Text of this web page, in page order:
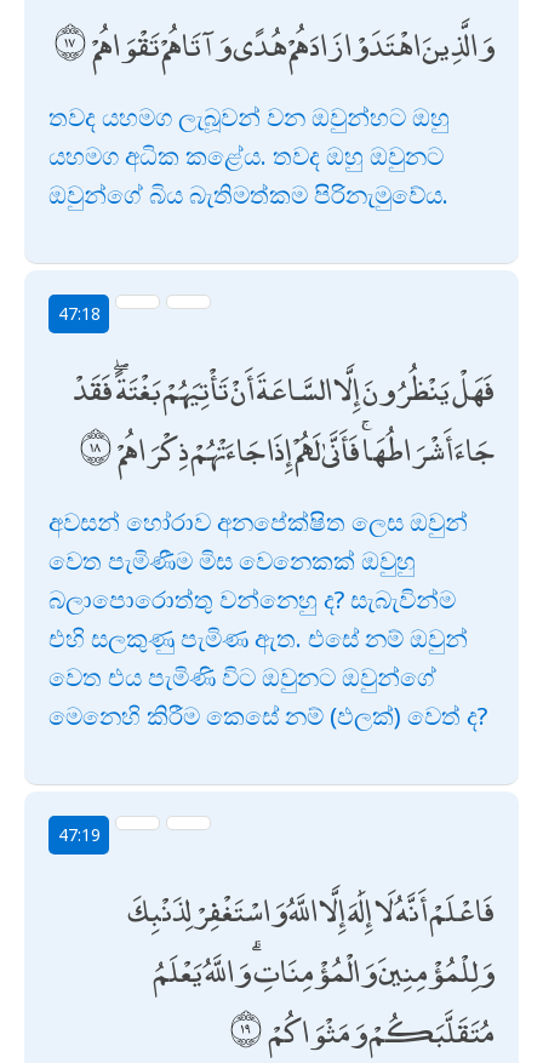
وَالَّذِينَ اهْتَدَوْا زَادَهُمْ هُدًى وَآتَاهُمْ تَقْوَاهُمْ
තවද යහමග ලැබූවන් වන ඔවුන්හට ඔහු
යහමග අධික කළේය. තවද ඔහු ඔවුනට
ඔවුන්ගේ බිය බැතිමත්කම පිරිනැමුවේය.
47:18
فَهَلْ يَنْظُرُونَ إِلَّا السَّاعَةَ أَنْ تَأْتِيَهُمْ بَغْتَةً ۖ فَقَدْ
جَاءَ أَشْرَاطُهَا ۚ فَأَنَّىٰ لَهُمْ إِذَا جَاءَتْهُمْ ذِكْرَاهُمْ
අවසන් හෝරාව අනපේක්ෂිත ලෙස ඔවුන්
වෙත පැමිණීම මිස වෙනෙකක් ඔවුහු
බලාපොරොත්තු වන්නෙහු ද? සැබැවින්ම
එහි සලකුණු පැමිණ ඇත. එසේ නම් ඔවුන්
වෙත එය පැමිණි විට ඔවුනට ඔවුන්ගේ
මෙනෙහි කිරීම කෙසේ නම් (ඵලක්) වෙත් ද?
47:19
فَاعْلَمْ أَنَّهُ لَا إِلَٰهَ إِلَّا اللَّهُ وَاسْتَغْفِرْ لِذَنْبِكَ
وَلِلْمُؤْمِنِينَ وَالْمُؤْمِنَاتِ ۗ وَاللَّهُ يَعْلَمُ
مُتَقَلَّبَكُمْ وَمَثْوَاكُمْ